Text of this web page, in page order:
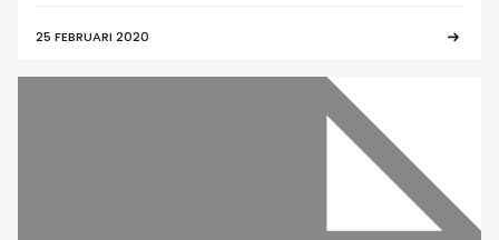
25 FEBRUARI 2020